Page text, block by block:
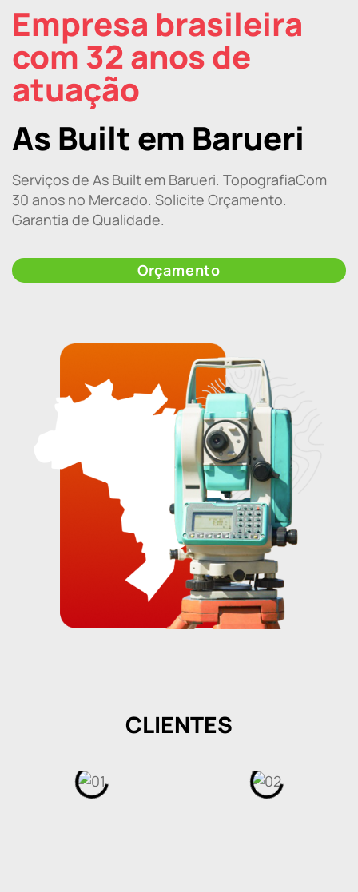
Empresa brasileira
com 32 anos de
atuação
As Built em Barueri
Serviços de As Built em Barueri. TopografiaCom
30 anos no Mercado. Solicite Orçamento.
Garantia de Qualidade.
Orçamento
CLIENTES